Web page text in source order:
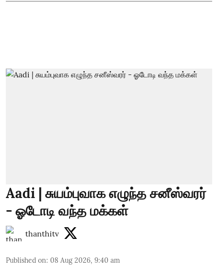
Aadi | சுயம்புவாக எழுந்த சனீஸ்வரர்
- ஓடோடி வந்த மக்கள்
thanthitv
Published on: 08 Aug 2026, 9:40 am